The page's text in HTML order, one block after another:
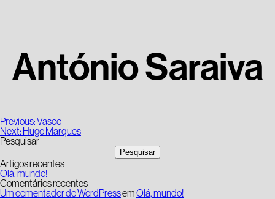
António Saraiva
Navegação
de
artigos
Previous:Vasco
Next: Hugo Marques
Pesquisar
Pesquisar
Artigos recentes
Olá, mundo!
Comentários recentes
Um comentador do WordPressemOlá, mundo!